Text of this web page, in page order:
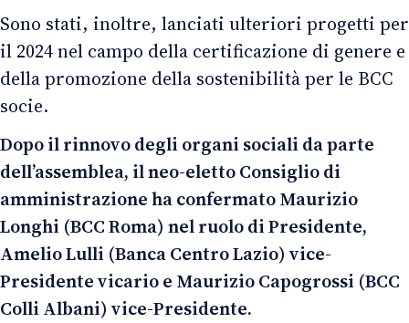
Sono stati, inoltre, lanciati ulteriori progetti per
il 2024 nel campo della certificazione di genere e
della promozione della sostenibilità per le BCC
socie.
Dopo il rinnovo degli organi sociali da parte
dell’assemblea, il neo-eletto Consiglio di
amministrazione ha confermato Maurizio
Longhi (BCC Roma) nel ruolo di Presidente,
Amelio Lulli (Banca Centro Lazio) vice-
Presidente vicario e Maurizio Capogrossi (BCC
Colli Albani) vice-Presidente.